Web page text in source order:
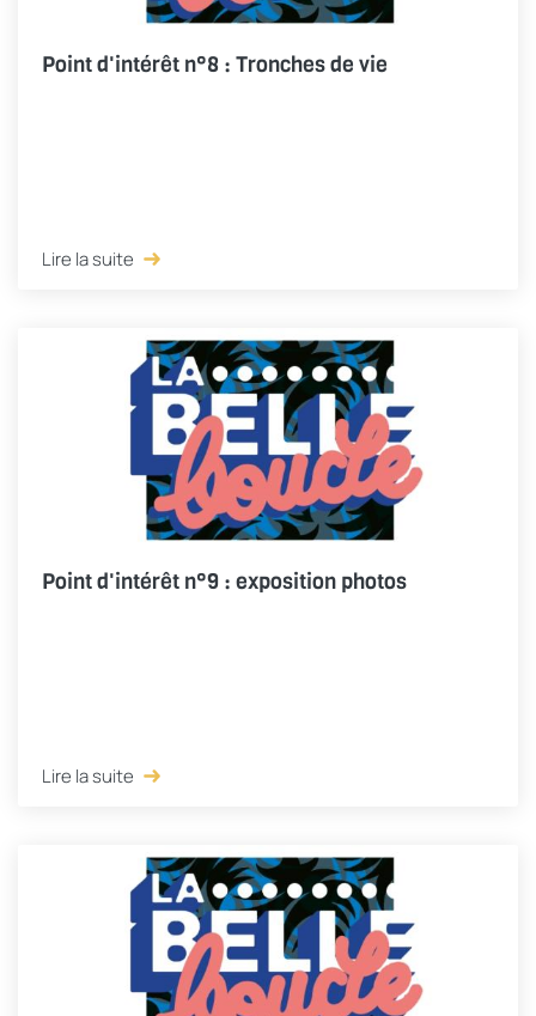
Point d'intérêt n°8 : Tronches de vie
Lire la suite
Point d'intérêt n°9 : exposition photos
Lire la suite